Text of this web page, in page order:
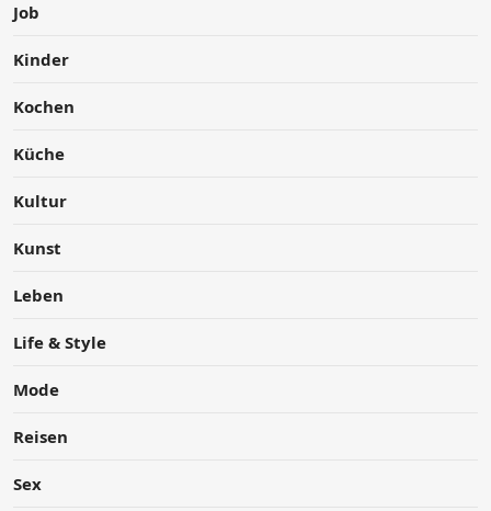
Job
Kinder
Kochen
Küche
Kultur
Kunst
Leben
Life & Style
Mode
Reisen
Sex